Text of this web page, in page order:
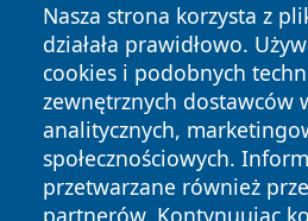
Nasza strona korzysta z
działała prawidłowo.
cookies i podobnych
zewnętrznych dostawców
analitycznych,
społecznościowych.
przetwarzane również
partnerów. Kontynuując
Copyright © 2026 mojgorzow.pl